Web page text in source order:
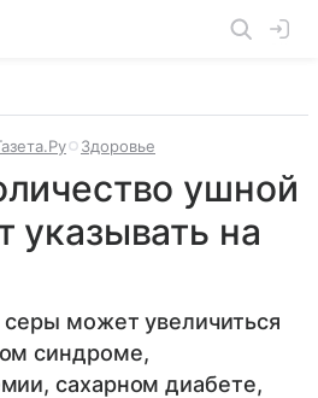
Здоровье
ушной
указывать на
может увеличиться
синдроме,
сахарном диабете,